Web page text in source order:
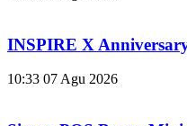
INSPIRE X
10:33 07 Agu 2026